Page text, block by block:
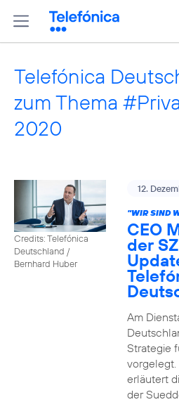
Telefónica
zum Thema
2020
Credits: Telefónica
Deutschland /
Bernhard Huber
12.
"WIR SIND
CEO
der
Am
Strategie
vorgelegt.
erläutert
der